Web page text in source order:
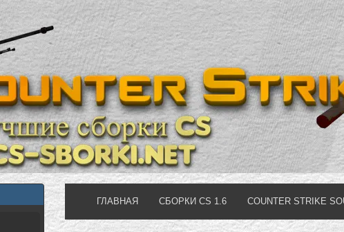
ГЛАВНАЯ СБОРКИ CS 1.6 COUNTER STRIKE